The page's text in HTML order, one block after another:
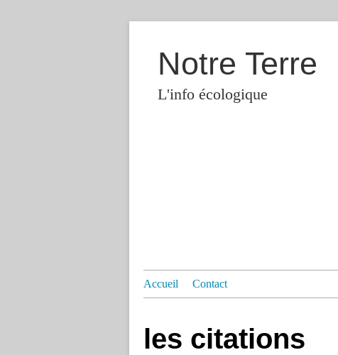
Notre Terre
L'info écologique
Accueil Contact
les citations